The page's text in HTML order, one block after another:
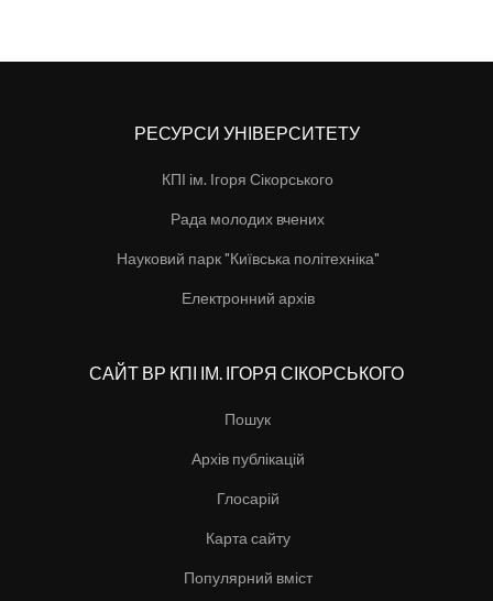
РЕСУРСИ УНІВЕРСИТЕТУ
КПІ ім. Ігоря Сікорського
Рада молодих вчених
Науковий парк "Київська політехніка"
Електронний архів
САЙТ ВР КПІ ІМ. ІГОРЯ СІКОРСЬКОГО
Пошук
Архів публікацій
Глосарій
Карта сайту
Популярний вміст